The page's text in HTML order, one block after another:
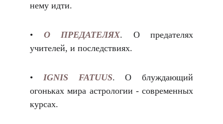
нему идти.
• О ПРЕДАТЕЛЯХ. О предателях
учителей, и последствиях.
• IGNIS FATUUS. О блуждающий
огоньках мира астрологии - современных
курсах.